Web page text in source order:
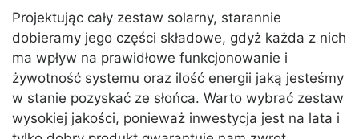
Projektując cały zestaw solarny, starannie
dobieramy jego części składowe, gdyż każda z nich
ma wpływ na prawidłowe funkcjonowanie i
żywotność systemu oraz ilość energii jaką jesteśmy
w stanie pozyskać ze słońca. Warto wybrać zestaw
wysokiej jakości, ponieważ inwestycja jest na lata i